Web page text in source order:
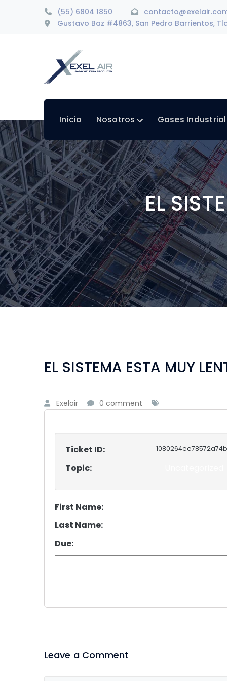
(55) 6804 1850
Gustavo Baz #4863, San Pedro Barrientos,
Inicio Nosotros Gases
EL
EL SISTEMA ESTA MUY
Exelair 0 comment
Ticket ID: 1080264ee78572a74b
Topic:
First Name:
Last Name:
Due:
Leave a Comment